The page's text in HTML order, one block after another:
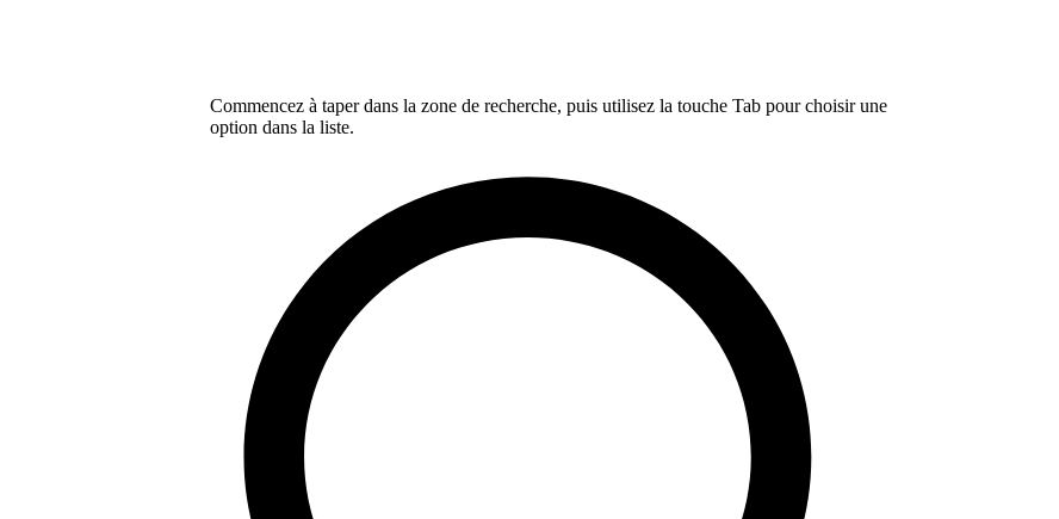
Commencez à taper dans la zone de recherche, puis utilisez la touche Tab pour choisir une
option dans la liste.